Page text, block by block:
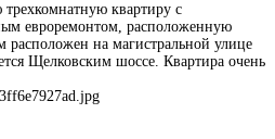
квартиру с
евроремонтом, расположенную
на магистральной улице
Щелковским шоссе. Квартира очень